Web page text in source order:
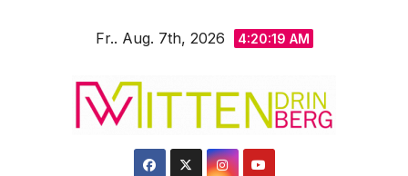
Fr.. Aug. 7th, 2026 4:20:20 AM